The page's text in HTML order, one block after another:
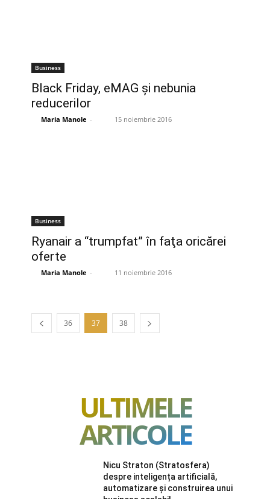
Business
Black Friday, eMAG şi nebunia
reducerilor
Maria Manole - 15 noiembrie 2016
Business
Ryanair a “trumpfat” în faţa oricărei
oferte
Maria Manole - 11 noiembrie 2016
36 37 38
ULTIMELE
ARTICOLE
Nicu Straton (Stratosfera)
despre inteligența artificială,
automatizare și construirea unui